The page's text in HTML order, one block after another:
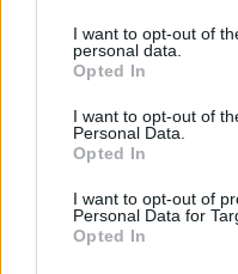
not limited to your visit or
grant or deny consent to
use your data for below
consent section.
I want to opt-out of
personal data.
Opted In
I want to opt-out of
Personal Data.
Opted In
I want to opt-out of
Personal Data for
Opted In
iskoláját